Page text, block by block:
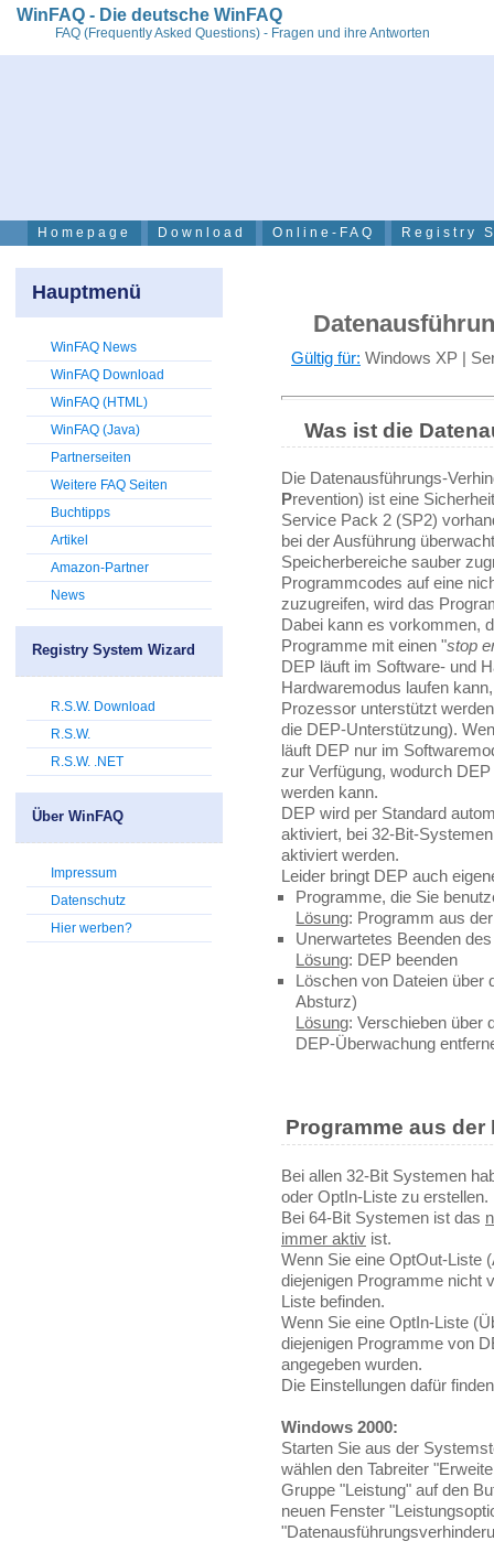
WinFAQ - Die deutsche WinFAQ
FAQ (Frequently Asked Questions) - Fragen und ihre Antworten
Homepage Download Online-FAQ Registry
Gültig für: Windows XP |
Was ist die
Die Datenausführungs-
Prevention) ist eine
Service Pack 2 (SP2)
bei der Ausführung
Speicherbereiche sauber
Programmcodes auf eine
zuzugreifen, wird das
Dabei kann es vorkommen,
Programme mit einen "stop
DEP läuft im Software- und
Hardwaremodus laufen
Prozessor unterstützt
die DEP-Unterstützung).
läuft DEP nur im
zur Verfügung, wodurch
werden kann.
DEP wird per Standard
aktiviert, bei 32-Bit-
aktiviert werden.
Leider bringt DEP auch
Programme, die Sie
Lösung: Programm aus
Unerwartetes Beenden
Lösung: DEP beenden
Löschen von Dateien über
Absturz)
Lösung: Verschieben über
DEP-Überwachung
Programme aus
Bei allen 32-Bit Systemen
oder OptIn-Liste zu erstellen.
Bei 64-Bit Systemen ist das
immer aktiv ist.
Wenn Sie eine OptOut-Liste
diejenigen Programme nicht
Liste befinden.
Wenn Sie eine OptIn-Liste
diejenigen Programme von
angegeben wurden.
Die Einstellungen dafür
Windows 2000:
Starten Sie aus der
wählen den Tabreiter
Gruppe "Leistung" auf den
neuen Fenster
Hauptmenü
WinFAQ News
WinFAQ Download
WinFAQ (HTML)
WinFAQ (Java)
Partnerseiten
Weitere FAQ Seiten
Buchtipps
Artikel
Amazon-Partner
News
Registry System Wizard
R.S.W. Download
R.S.W.
R.S.W. .NET
Über WinFAQ
Impressum
Datenschutz
Hier werben?